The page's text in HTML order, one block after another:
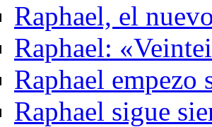
Raphael, el
Raphael:
Raphael empezo
Raphael sigue